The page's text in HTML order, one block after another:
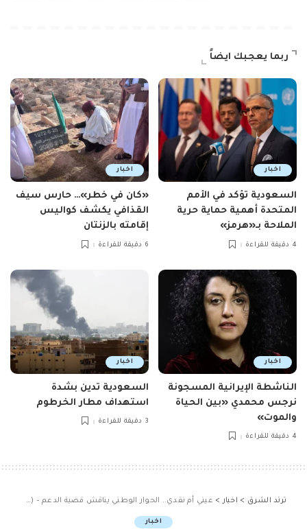
ربما يعجبك ايضاً
اخبار
السعودية تؤكد في الأمم
المتحدة أهمية حماية حرية
الملاحة بـ«هرمز»
4 دقيقة للقراءة
اخبار
«كان في خطر»… حارس سيف
القذافي يكشف كواليس
إقامته بالزنتان
6 دقيقة للقراءة
اخبار
الناشطة الإيرانية المسجونة
نرجس محمدي «بين الحياة
والموت»
4 دقيقة للقراءة
اخبار
السعودية تدين بشدة
استهداف مطار الخرطوم
3 دقيقة للقراءة
ترند الشرق > اخبار > عيني أم نقدي.. الحوار الوطني يناقش قضية الدعم – (صور)
اخبار